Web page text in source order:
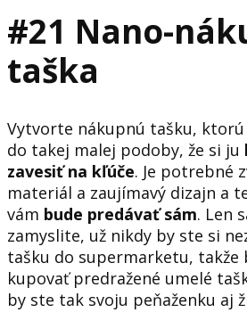
#21 Nano-
taška
Vytvorte nákupnú tašku,
do takej malej podoby, že si ju
zavesiť na kľúče. Je potrebné
materiál a zaujímavý dizajn a
vám bude predávať sám. Len
zamyslite, už nikdy by ste si
tašku do supermarketu, takže
kupovať predražené umelé
by ste tak svoju peňaženku aj